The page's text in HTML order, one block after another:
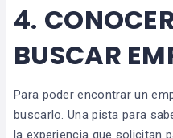
4.
BUSCAR
Para poder encontrar un
buscarlo. Una pista para
la experiencia que solicitan